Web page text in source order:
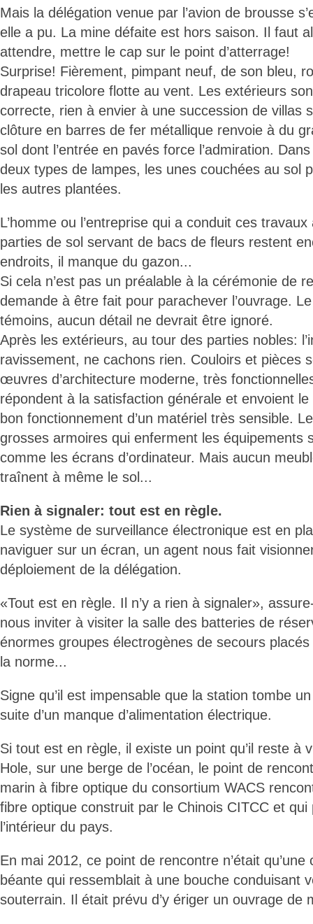
Mais la délégation venue par l’avion de brousse
elle a pu. La mine défaite est hors saison. Il faut
attendre, mettre le cap sur le point d’atterrage!
Surprise! Fièrement, pimpant neuf, de son bleu,
drapeau tricolore flotte au vent. Les extérieurs
correcte, rien à envier à une succession de villas
clôture en barres de fer métallique renvoie à du
sol dont l’entrée en pavés force l’admiration.
deux types de lampes, les unes couchées au sol
les autres plantées.
L’homme ou l’entreprise qui a conduit ces
parties de sol servant de bacs de fleurs restent
endroits, il manque du gazon...
Si cela n’est pas un préalable à la cérémonie de
demande à être fait pour parachever l’ouvrage.
témoins, aucun détail ne devrait être ignoré.
Après les extérieurs, au tour des parties nobles:
ravissement, ne cachons rien. Couloirs et pièces
œuvres d’architecture moderne, très
répondent à la satisfaction générale et envoient
bon fonctionnement d’un matériel très sensible.
grosses armoires qui enferment les équipements
comme les écrans d’ordinateur. Mais aucun
traînent à même le sol...
Rien à signaler: tout est en règle.
Le système de surveillance électronique est en
naviguer sur un écran, un agent nous fait
déploiement de la délégation.
«Tout est en règle. Il n’y a rien à signaler»,
nous inviter à visiter la salle des batteries de
énormes groupes électrogènes de secours placés
la norme...
Signe qu’il est impensable que la station tombe
suite d’un manque d’alimentation électrique.
Si tout est en règle, il existe un point qu’il reste à
Hole, sur une berge de l’océan, le point de
marin à fibre optique du consortium WACS
fibre optique construit par le Chinois CITCC et
l’intérieur du pays.
En mai 2012, ce point de rencontre n’était
béante qui ressemblait à une bouche conduisant
souterrain. Il était prévu d’y ériger un ouvrage de